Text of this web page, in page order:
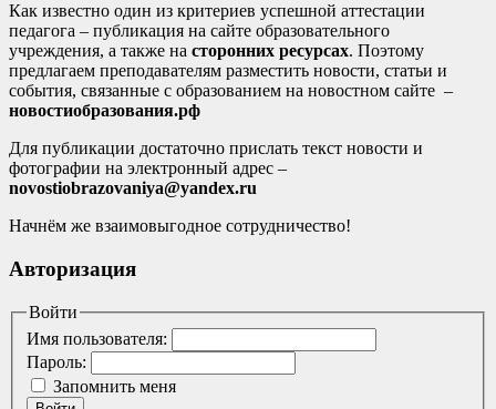
Как известно один из критериев успешной аттестации
педагога – публикация на сайте образовательного
учреждения, а также на сторонних ресурсах. Поэтому
предлагаем преподавателям разместить новости, статьи и
события, связанные с образованием на новостном сайте –
новостиобразования.рф
Для публикации достаточно прислать текст новости и
фотографии на электронный адрес –
novostiobrazovaniya@yandex.ru
Начнём же взаимовыгодное сотрудничество!
Авторизация
Войти
Имя пользователя:
Пароль:
Запомнить меня